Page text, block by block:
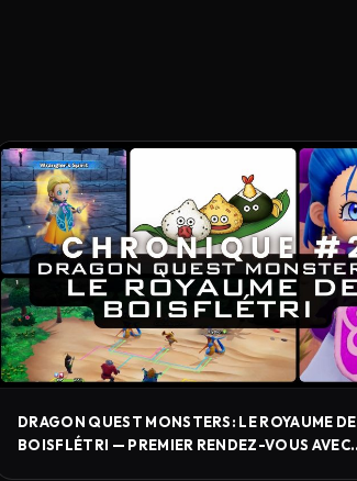
DRAGON QUEST MONSTERS: LE ROYAUME DE
BOISFLÉTRI — PREMIER RENDEZ-VOUS AVEC